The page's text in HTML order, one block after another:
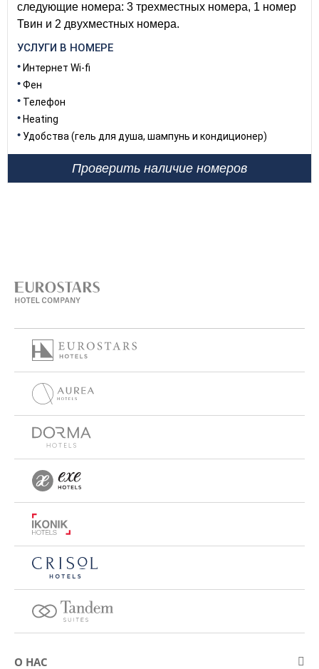
следующие номера: 3 трехместных номера, 1 номер
Твин и 2 двухместных номера.
УСЛУГИ В НОМЕРЕ
Интернет Wi-fi
Фен
Телефон
Heating
Удобства (гель для душа, шампунь и кондиционер)
Проверить наличие номеров
О НАС